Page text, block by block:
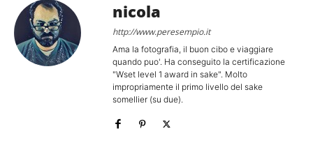
nicola
http://www.peresempio.it
Ama la fotografia, il buon cibo e viaggiare
quando puo'. Ha conseguito la certificazione
"Wset level 1 award in sake". Molto
impropriamente il primo livello del sake
somellier (su due).